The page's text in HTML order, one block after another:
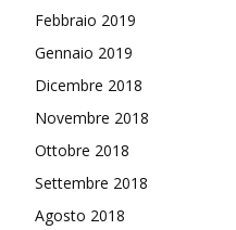
Febbraio 2019
Gennaio 2019
Dicembre 2018
Novembre 2018
Ottobre 2018
Settembre 2018
Agosto 2018